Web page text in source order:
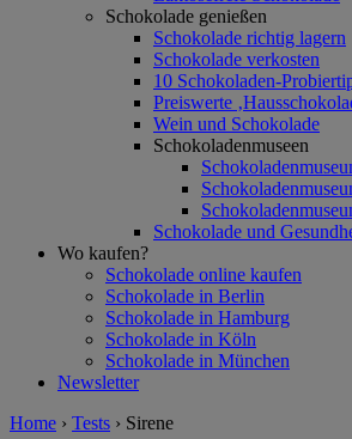
Schokolade genießen
Schokolade richtig lagern
Schokolade verkosten
10 Schokoladen-
Preiswerte
Wein und Schokolade
Schokoladenmuseen
Schokolade und
Wo kaufen?
Schokolade online kaufen
Schokolade in Berlin
Schokolade in Hamburg
Schokolade in Köln
Schokolade in München
Newsletter
Home › Tests › Sirene